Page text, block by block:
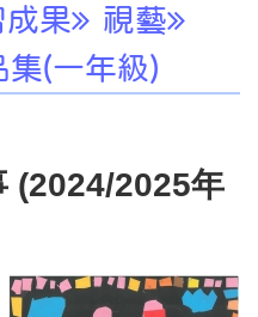
成果
視藝
集(一年級)
(2024/2025年